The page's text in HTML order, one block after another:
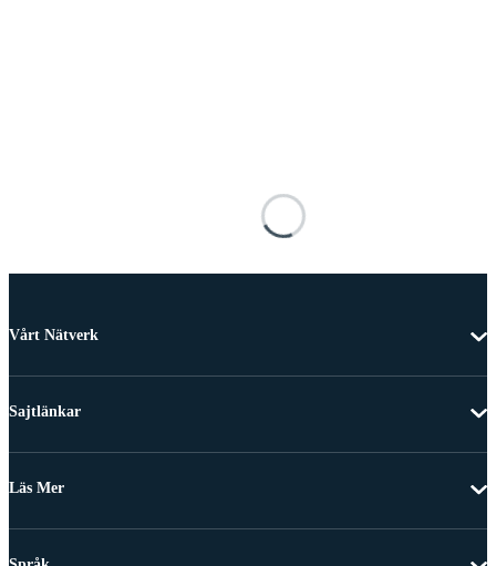
Vårt Nätverk
Sajtlänkar
Läs Mer